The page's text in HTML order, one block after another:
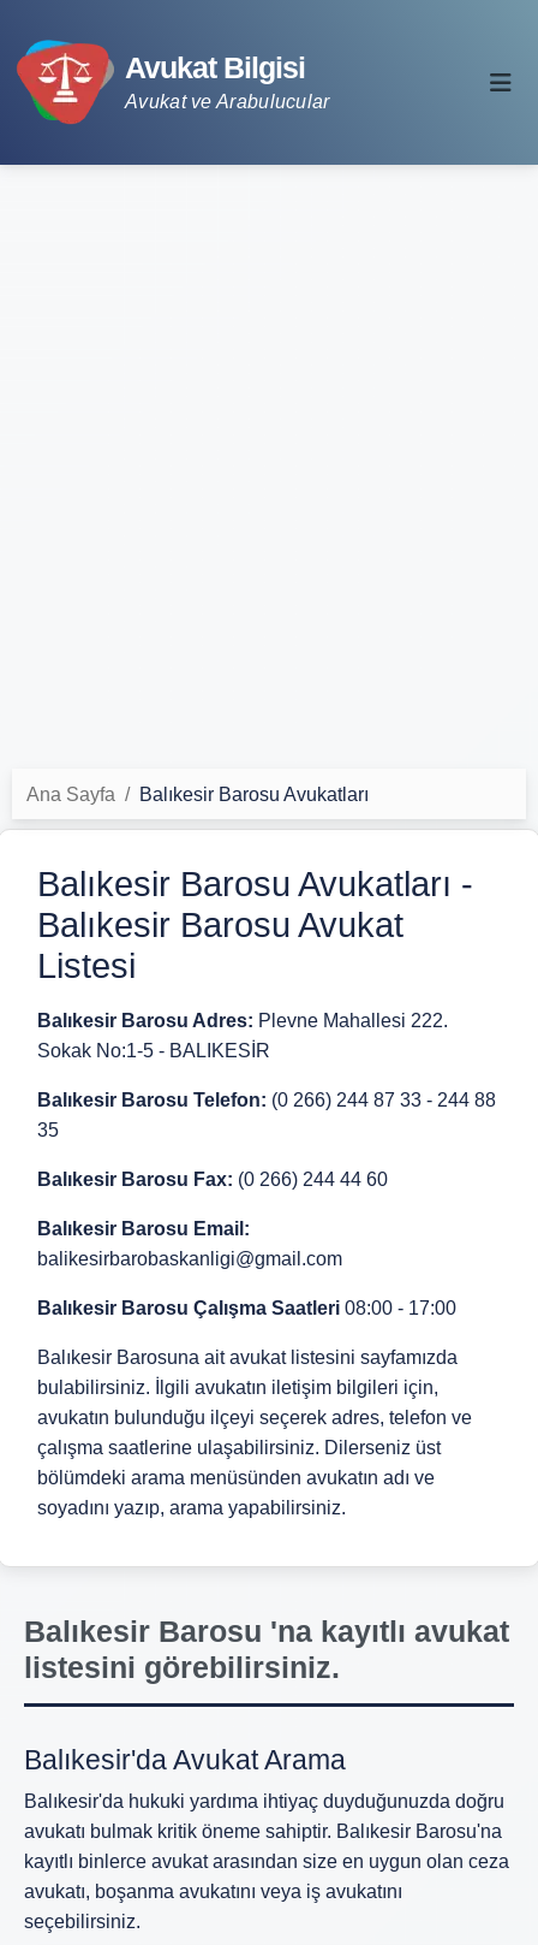
Avukat Bilgisi
Avukat ve Arabulucular
Ana Sayfa Balıkesir Barosu Avukatları
Balıkesir Barosu Avukatları -
Balıkesir Barosu Avukat
Listesi
Balıkesir Barosu Adres: Plevne Mahallesi 222.
Sokak No:1-5 - BALIKESİR
Balıkesir Barosu Telefon: (0 266) 244 87 33 - 244 88
35
Balıkesir Barosu Fax: (0 266) 244 44 60
Balıkesir Barosu Email:
balikesirbarobaskanligi@gmail.com
Balıkesir Barosu Çalışma Saatleri 08:00 - 17:00
Balıkesir Barosuna ait avukat listesini sayfamızda
bulabilirsiniz. İlgili avukatın iletişim bilgileri için,
avukatın bulunduğu ilçeyi seçerek adres, telefon ve
çalışma saatlerine ulaşabilirsiniz. Dilerseniz üst
bölümdeki arama menüsünden avukatın adı ve
soyadını yazıp, arama yapabilirsiniz.
Balıkesir Barosu 'na kayıtlı avukat
listesini görebilirsiniz.
Balıkesir'da Avukat Arama
Balıkesir'da hukuki yardıma ihtiyaç duyduğunuzda doğru
avukatı bulmak kritik öneme sahiptir. Balıkesir Barosu'na
kayıtlı binlerce avukat arasından size en uygun olan ceza
avukatı, boşanma avukatını veya iş avukatını
seçebilirsiniz.